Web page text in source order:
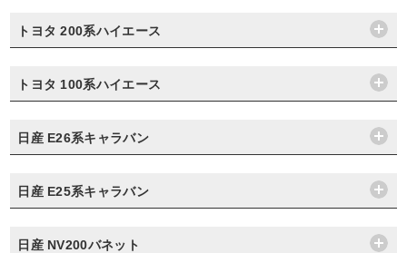
トヨタ 200系ハイエース
トヨタ 100系ハイエース
日産 E26系キャラバン
日産 E25系キャラバン
日産 NV200バネット